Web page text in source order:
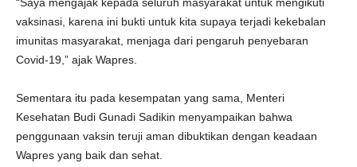
vaksinasi, karena ini bukti untuk kita supaya terjadi kekebalan
imunitas masyarakat, menjaga dari pengaruh penyebaran
Covid-19,” ajak Wapres.
Sementara itu pada kesempatan yang sama, Menteri
Kesehatan Budi Gunadi Sadikin menyampaikan bahwa
penggunaan vaksin teruji aman dibuktikan dengan keadaan
Wapres yang baik dan sehat.